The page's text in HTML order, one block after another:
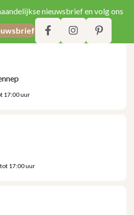
nieuwsbrief en volg ons
17:00 uur
17:00 uur